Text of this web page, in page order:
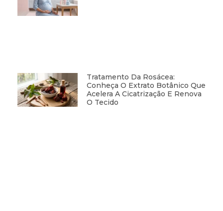
Tratamento Da Rosácea:
Conheça O Extrato Botânico Que
Acelera A Cicatrização E Renova
O Tecido